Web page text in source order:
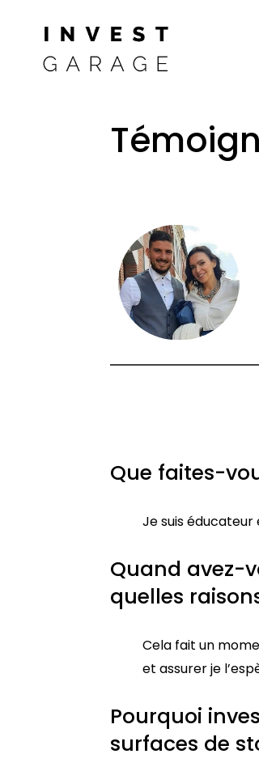
Que faites-
Je suis éducateur
Quand avez-
quelles
Cela fait un
et assurer je
Pourquoi
surfaces de